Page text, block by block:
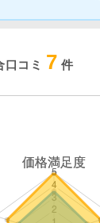
口コミ 7 件